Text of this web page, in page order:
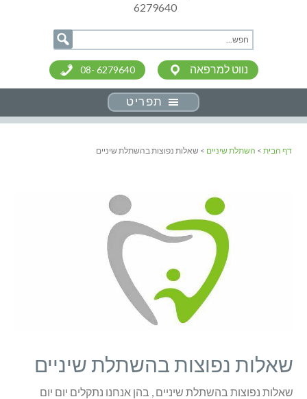
6279640
08- 6279640 נווט למרפאה
תפריט
דף הבית > השתלת שיניים > שאלות נפוצות בהשתלת שיניים
שאלות נפוצות בהשתלת שיניים
שאלות נפוצות בהשתלת שיניים , בהן אנחנו נתקלים יום יום